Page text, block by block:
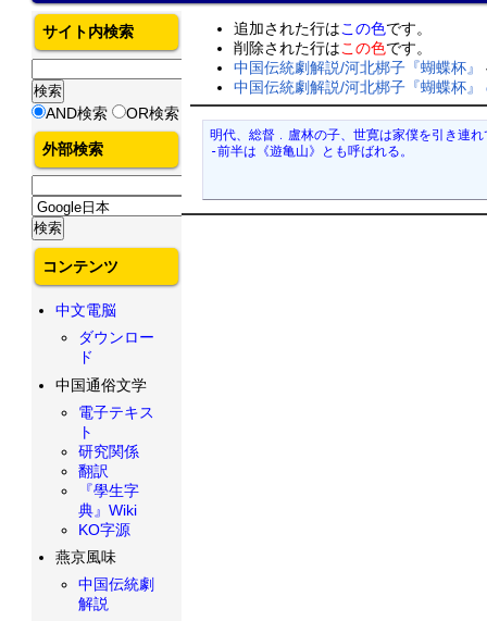
追加された行はこの色です。
削除された行はこの色です。
中国伝統劇解説/河北梆子『蝴蝶杯』
中国伝統劇解説/河北梆子『蝴蝶杯』
明代、総督﹒盧林の子、世寛は家僕を引き連
-前半は《遊亀山》とも呼ばれる。
サイト内検索
AND検索 OR検索
外部検索
コンテンツ
中文電脳
ダウンロー
ド
中国通俗文学
電子テキス
ト
研究関係
翻訳
『學生字
典』Wiki
KO字源
燕京風味
中国伝統劇
解説